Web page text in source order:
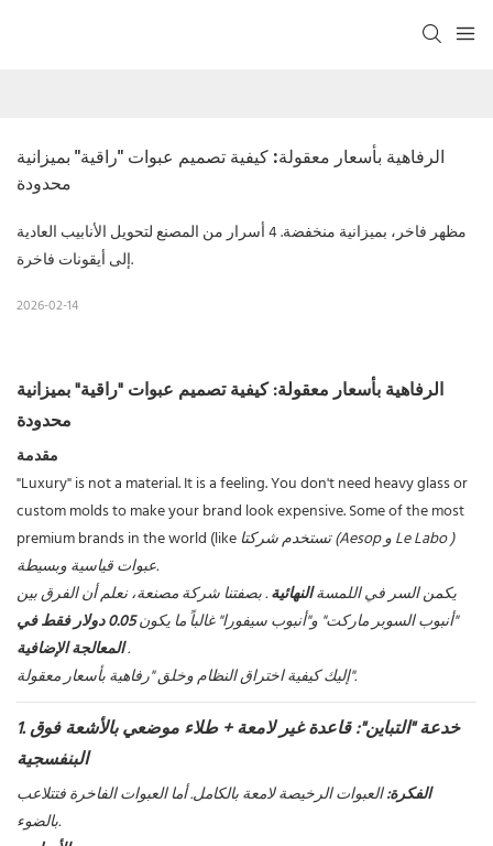
الرفاهية بأسعار معقولة: كيفية تصميم عبوات "راقية" بميزانية
محدودة
مظهر فاخر، بميزانية منخفضة. 4 أسرار من المصنع لتحويل الأنابيب العادية
إلى أيقونات فاخرة.
2026-02-14
الرفاهية بأسعار معقولة: كيفية تصميم عبوات "راقية" بميزانية
محدودة
مقدمة
"Luxury" is not a material. It is a feeling. You don't need heavy glass or
custom molds to make your brand look expensive. Some of the most
premium brands in the world (like
Le Labo)
عبوات قياسية وبسيطة.
يكمن السر في اللمسةالنهائية. بصفتنا شركة مصنعة، نعلم أن الفرق بين
"أنبوب السوبر ماركت" و"أنبوب سيفورا" غالباً ما يكون
0.05 دولار فقط في
المعالجة الإضافية.
إليك كيفية اختراق النظام وخلق "رفاهية بأسعار معقولة".
1. خدعة "التباين": قاعدة غير لامعة + طلاء موضعي بالأشعة فوق
البنفسجية
الفكرة:العبوات الرخيصة لامعة بالكامل. أما العبوات الفاخرة فتتلاعب
بالضوء.